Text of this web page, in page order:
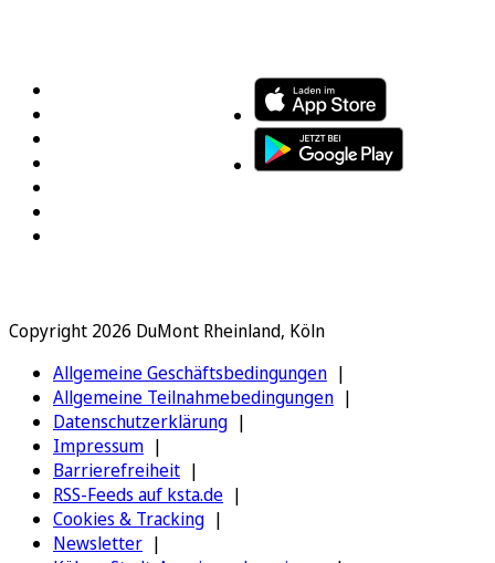
Copyright 2026 DuMont Rheinland, Köln
Allgemeine Geschäftsbedingungen
Allgemeine Teilnahmebedingungen
Datenschutzerklärung
Impressum
Barrierefreiheit
RSS-Feeds auf ksta.de
Cookies & Tracking
Newsletter